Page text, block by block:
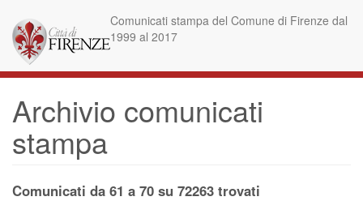
contenuto
principale
Comunicati stampa del Comune di Firenze dal
1999 al 2017
Archivio comunicati
stampa
Comunicati da 61 a 70 su 72263 trovati